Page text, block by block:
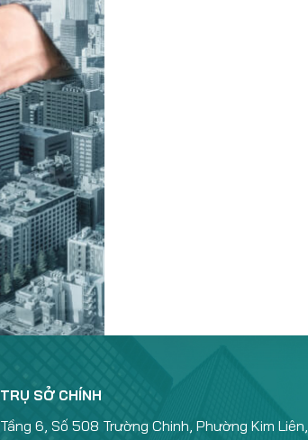
TRỤ SỞ CHÍNH
Tầng 6, Số 508 Trường Chinh, Phường Kim Liên,